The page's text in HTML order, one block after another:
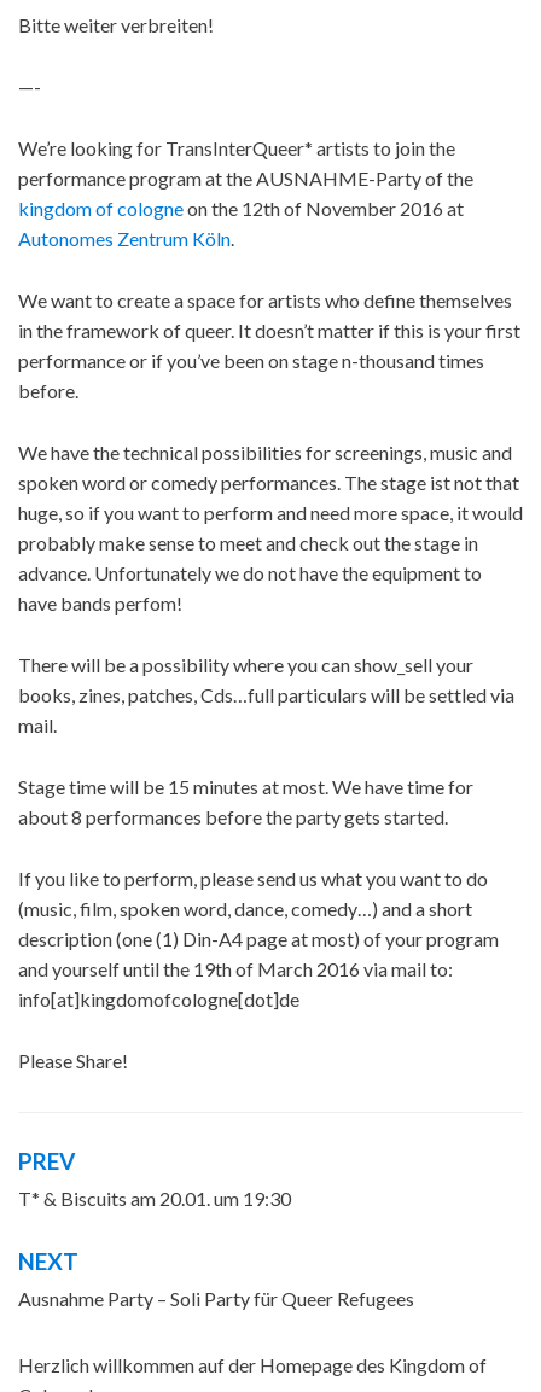
Bitte weiter verbreiten!
—-
We’re looking for TransInterQueer* artists to join the
performance program at the AUSNAHME-Party of the
kingdom of cologneon the 12th of November 2016 at
Autonomes Zentrum Köln.
We want to create a space for artists who define themselves
in the framework of queer. It doesn’t matter if this is your first
performance or if you’ve been on stage n-thousand times
before.
We have the technical possibilities for screenings, music and
spoken word or comedy performances. The stage ist not that
huge, so if you want to perform and need more space, it would
probably make sense to meet and check out the stage in
advance. Unfortunately we do not have the equipment to
have bands perfom!
There will be a possibility where you can show_sell your
books, zines, patches, Cds…full particulars will be settled via
mail.
Stage time will be 15 minutes at most. We have time for
about 8 performances before the party gets started.
If you like to perform, please send us what you want to do
(music, film, spoken word, dance, comedy…) and a short
description (one (1) Din-A4 page at most) of your program
and yourself until the 19th of March 2016 via mail to:
info[at]kingdomofcologne[dot]de
Please Share!
Beitragsnavigation
PREV
T* & Biscuits am 20.01. um 19:30
NEXT
Ausnahme Party – Soli Party für Queer Refugees
Herzlich willkommen auf der Homepage des Kingdom of